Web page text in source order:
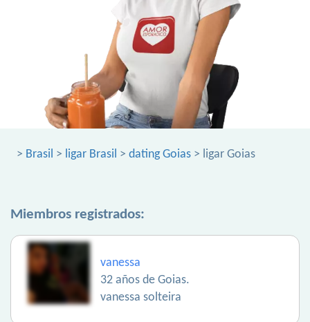
> Brasil > ligar Brasil > dating Goias > ligar Goias
Miembros registrados:
vanessa
32 años de Goias.
vanessa solteira